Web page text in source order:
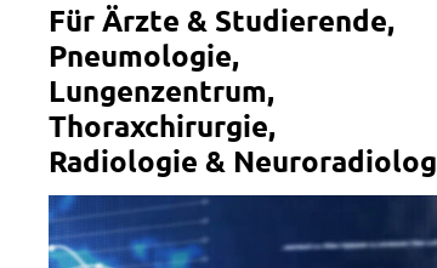
Für Ärzte & Studierende
Pneumologie
Lungenzentrum
Thoraxchirurgie
Radiologie &